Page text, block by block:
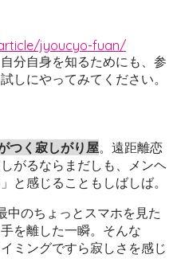
jyoucyo-fuan/
分自身を知るためにも、参
しにやってみてください。
つく寂しがり屋。遠距離恋
がるならまだしも、メンヘ
と感じることもしばしば。
中のちょっとスマホを見た
を離した一瞬。そんな
ミングですら寂しさを感じ